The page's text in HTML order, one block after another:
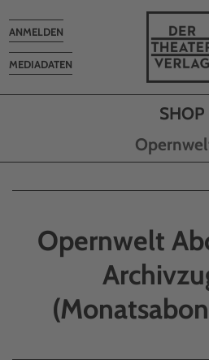
MEDIADATEN
Toggle
navigation
ANMELDEN
Opernwelt